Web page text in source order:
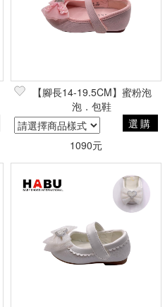
【腳長14-19.5CM】蜜粉泡
泡．包鞋
選購
1090元